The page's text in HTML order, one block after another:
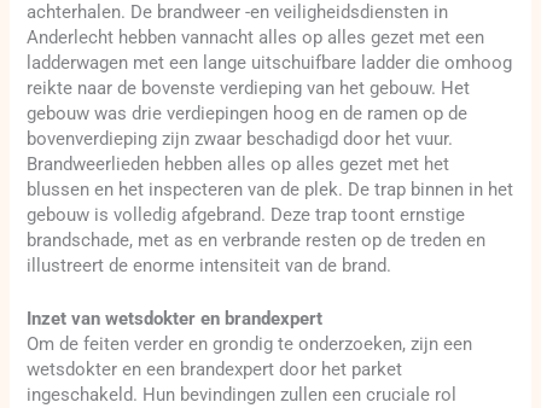
achterhalen. De brandweer -en veiligheidsdiensten in
Anderlecht hebben vannacht alles op alles gezet met een
ladderwagen met een lange uitschuifbare ladder die omhoog
reikte naar de bovenste verdieping van het gebouw. Het
gebouw was drie verdiepingen hoog en de ramen op de
bovenverdieping zijn zwaar beschadigd door het vuur.
Brandweerlieden hebben alles op alles gezet met het
blussen en het inspecteren van de plek. De trap binnen in het
gebouw is volledig afgebrand. Deze trap toont ernstige
brandschade, met as en verbrande resten op de treden en
illustreert de enorme intensiteit van de brand.
Inzet van wetsdokter en brandexpert
Om de feiten verder en grondig te onderzoeken, zijn een
wetsdokter en een brandexpert door het parket
ingeschakeld. Hun bevindingen zullen een cruciale rol